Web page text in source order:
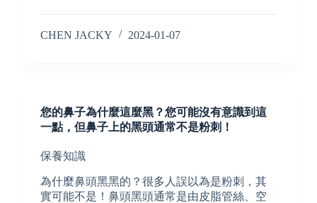
CHEN JACKY 2024-01-07
您的鼻子為什麼這麼黑？您可能沒有意識到這
一點，但鼻子上的黑頭通常不是粉刺！
保養知識
為什麼鼻頭黑黑的？很多人誤以為是粉刺，其
實可能不是！鼻頭黑頭通常是由皮脂管絲、空